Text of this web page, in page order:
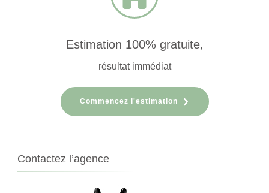
Estimation 100% gratuite,
résultat immédiat
Commencez l'estimation
Contactez l’agence